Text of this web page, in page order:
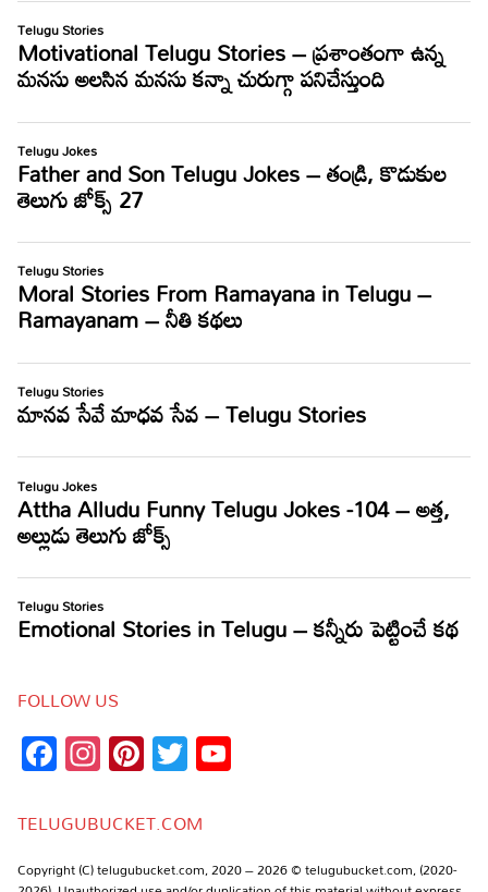
FOLLOW US
Facebook
Instagram
Pinterest
Twitter
TELUGUBUCKET.COM
Copyright (C) telugubucket.com, 2020 – 2026 © telugubucket.com, (2020-